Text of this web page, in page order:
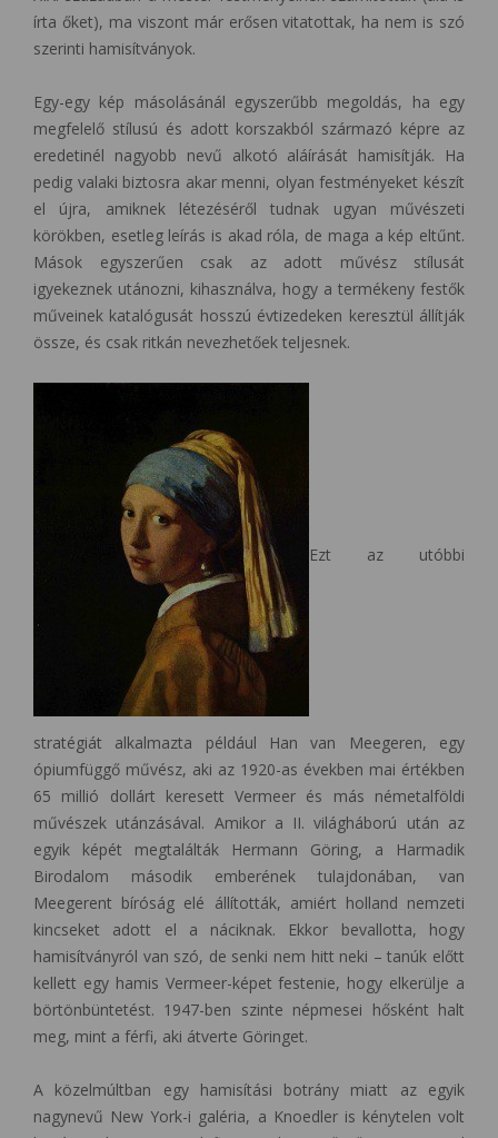
írta őket), ma viszont már erősen vitatottak, ha nem is szó
szerinti hamisítványok.
Egy-egy kép másolásánál egyszerűbb megoldás, ha egy
megfelelő stílusú és adott korszakból származó képre az
eredetinél nagyobb nevű alkotó aláírását hamisítják. Ha
pedig valaki biztosra akar menni, olyan festményeket készít
el újra, amiknek létezéséről tudnak ugyan művészeti
körökben, esetleg leírás is akad róla, de maga a kép eltűnt.
Mások egyszerűen csak az adott művész stílusát
igyekeznek utánozni, kihasználva, hogy a termékeny festők
műveinek katalógusát hosszú évtizedeken keresztül állítják
össze, és csak ritkán nevezhetőek teljesnek.
Ezt az utóbbi
stratégiát alkalmazta például Han van Meegeren, egy
ópiumfüggő művész, aki az 1920-as években mai értékben
65 millió dollárt keresett Vermeer és más németalföldi
művészek utánzásával. Amikor a II. világháború után az
egyik képét megtalálták Hermann Göring, a Harmadik
Birodalom második emberének tulajdonában, van
Meegerent bíróság elé állították, amiért holland nemzeti
kincseket adott el a náciknak. Ekkor bevallotta, hogy
hamisítványról van szó, de senki nem hitt neki – tanúk előtt
kellett egy hamis Vermeer-képet festenie, hogy elkerülje a
börtönbüntetést. 1947-ben szinte népmesei hősként halt
meg, mint a férfi, aki átverte Göringet.
A közelmúltban egy hamisítási botrány miatt az egyik
nagynevű New York-i galéria, a Knoedler is kénytelen volt